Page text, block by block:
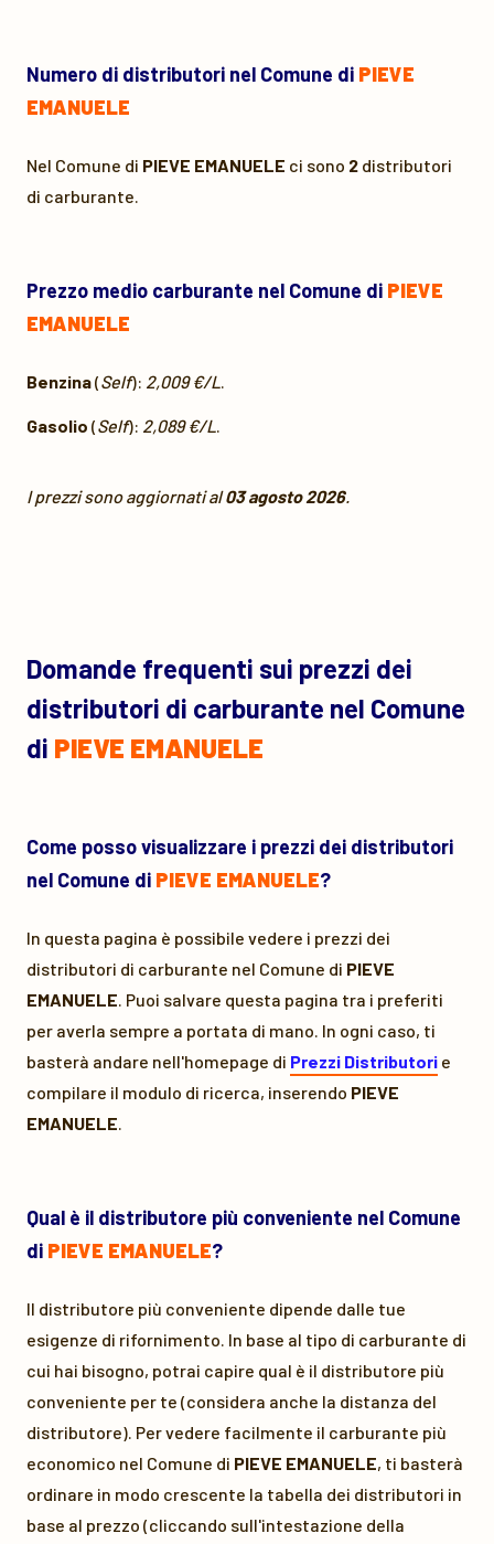
Numero di distributori nel Comune di PIEVE
EMANUELE
Nel Comune di PIEVE EMANUELE ci sono 2 distributori
di carburante.
Prezzo medio carburante nel Comune di PIEVE
EMANUELE
Benzina(Self): 2,009 €/L.
Gasolio (Self): 2,089 €/L.
I prezzi sono aggiornati al03 agosto 2026.
Domande frequenti sui prezzi dei
distributori di carburante nel Comune
di PIEVE EMANUELE
Come posso visualizzare i prezzi dei distributori
nel Comune di PIEVE EMANUELE?
In questa pagina è possibile vedere i prezzi dei
distributori di carburante nel Comune di PIEVE
EMANUELE. Puoi salvare questa pagina tra i preferiti
per averla sempre a portata di mano. In ogni caso, ti
basterà andare nell'homepage di Prezzi Distributori e
compilare il modulo di ricerca, inserendo PIEVE
EMANUELE.
Qual è il distributore più conveniente nel Comune
di PIEVE EMANUELE?
Il distributore più conveniente dipende dalle tue
esigenze di rifornimento. In base al tipo di carburante di
cui hai bisogno, potrai capire qual è il distributore più
conveniente per te (considera anche la distanza del
distributore). Per vedere facilmente il carburante più
economico nel Comune di PIEVE EMANUELE, ti basterà
ordinare in modo crescente la tabella dei distributori in
base al prezzo (cliccando sull'intestazione della